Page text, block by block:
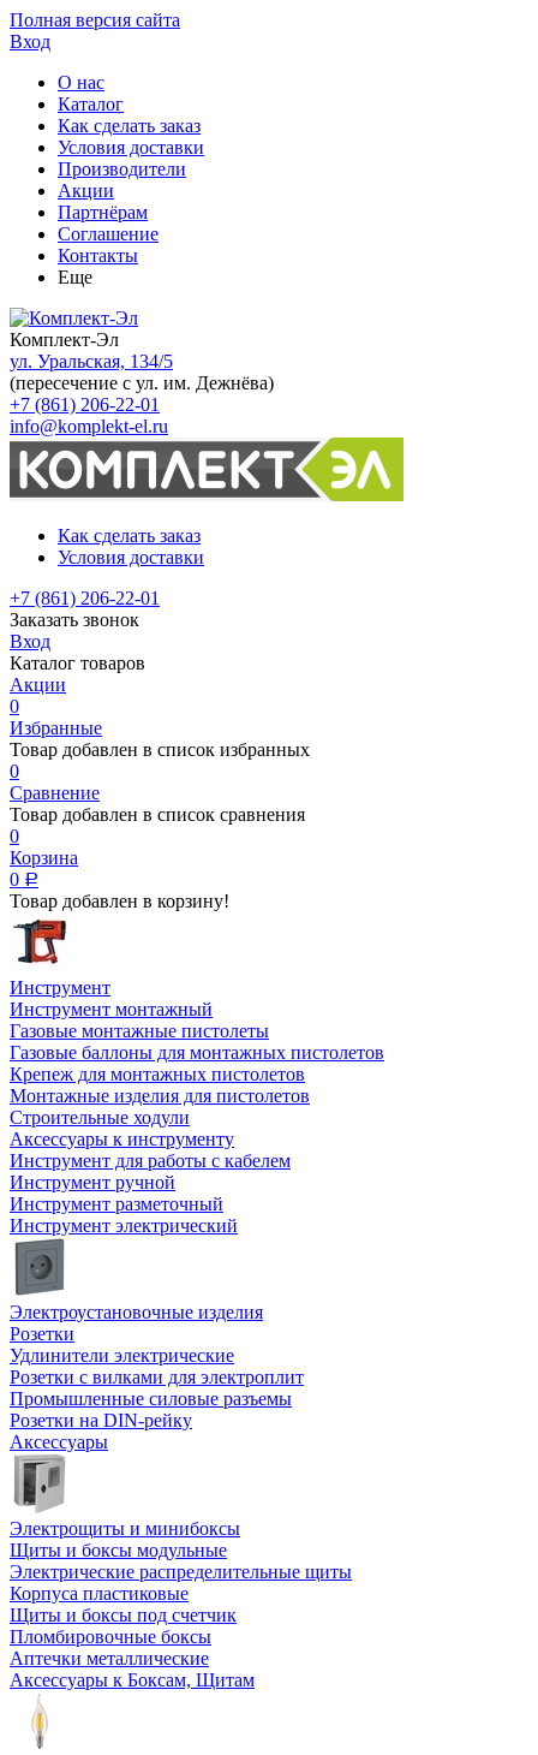
Полная версия сайта
Вход
О нас
Каталог
Как сделать заказ
Условия доставки
Производители
Акции
Партнёрам
Соглашение
Контакты
Еще
Комплект-Эл
ул. Уральская, 134/5
(пересечение с ул. им. Дежнёва)
+7 (861) 206-22-01
info@komplekt-el.ru
Как сделать заказ
Условия доставки
+7 (861) 206-22-01
Заказать звонок
Вход
Каталог товаров
Акции
0
Избранные
Товар добавлен в список избранных
0
Сравнение
Товар добавлен в список сравнения
0
Корзина
0 Р
Товар добавлен в корзину!
Инструмент
Инструмент монтажный
Газовые монтажные пистолеты
Газовые баллоны для монтажных пистолетов
Крепеж для монтажных пистолетов
Монтажные изделия для пистолетов
Строительные ходули
Аксессуары к инструменту
Инструмент для работы с кабелем
Инструмент ручной
Инструмент разметочный
Инструмент электрический
Электроустановочные изделия
Розетки
Удлинители электрические
Розетки с вилками для электроплит
Промышленные силовые разъемы
Розетки на DIN-рейку
Аксессуары
Электрощиты и минибоксы
Щиты и боксы модульные
Электрические распределительные щиты
Корпуса пластиковые
Щиты и боксы под счетчик
Пломбировочные боксы
Аптечки металлические
Аксессуары к Боксам, Щитам